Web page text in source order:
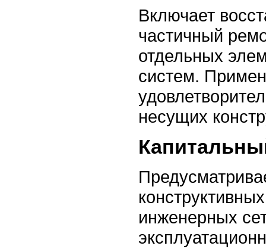
Включает
частичный
отдельных
систем.
несущих
инженерных